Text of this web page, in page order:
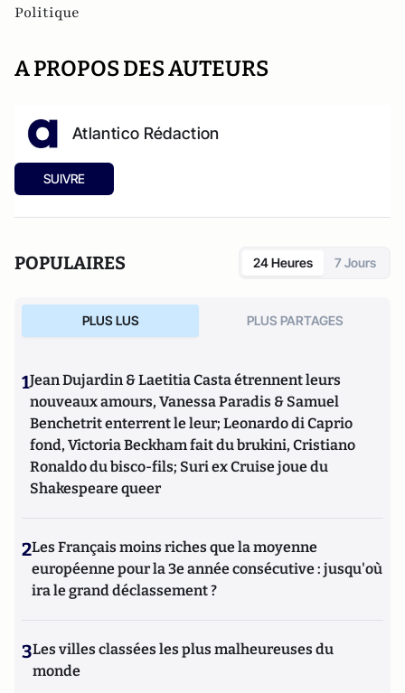
Politique
A PROPOS DES AUTEURS
Atlantico Rédaction
SUIVRE
POPULAIRES 24 Heures 7 Jours
PLUS LUS PLUS PARTAGES
1Jean Dujardin & Laetitia Casta étrennent leurs
nouveaux amours, Vanessa Paradis & Samuel
Benchetrit enterrent le leur; Leonardo di Caprio
fond, Victoria Beckham fait du brukini, Cristiano
Ronaldo du bisco-fils; Suri ex Cruise joue du
Shakespeare queer
2Les Français moins riches que la moyenne
européenne pour la 3e année consécutive : jusqu'où
ira le grand déclassement ?
3Les villes classées les plus malheureuses du
monde